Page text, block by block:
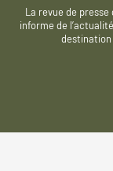
La revue de presse
informe de
destination